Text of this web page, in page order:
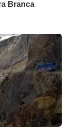
Branca